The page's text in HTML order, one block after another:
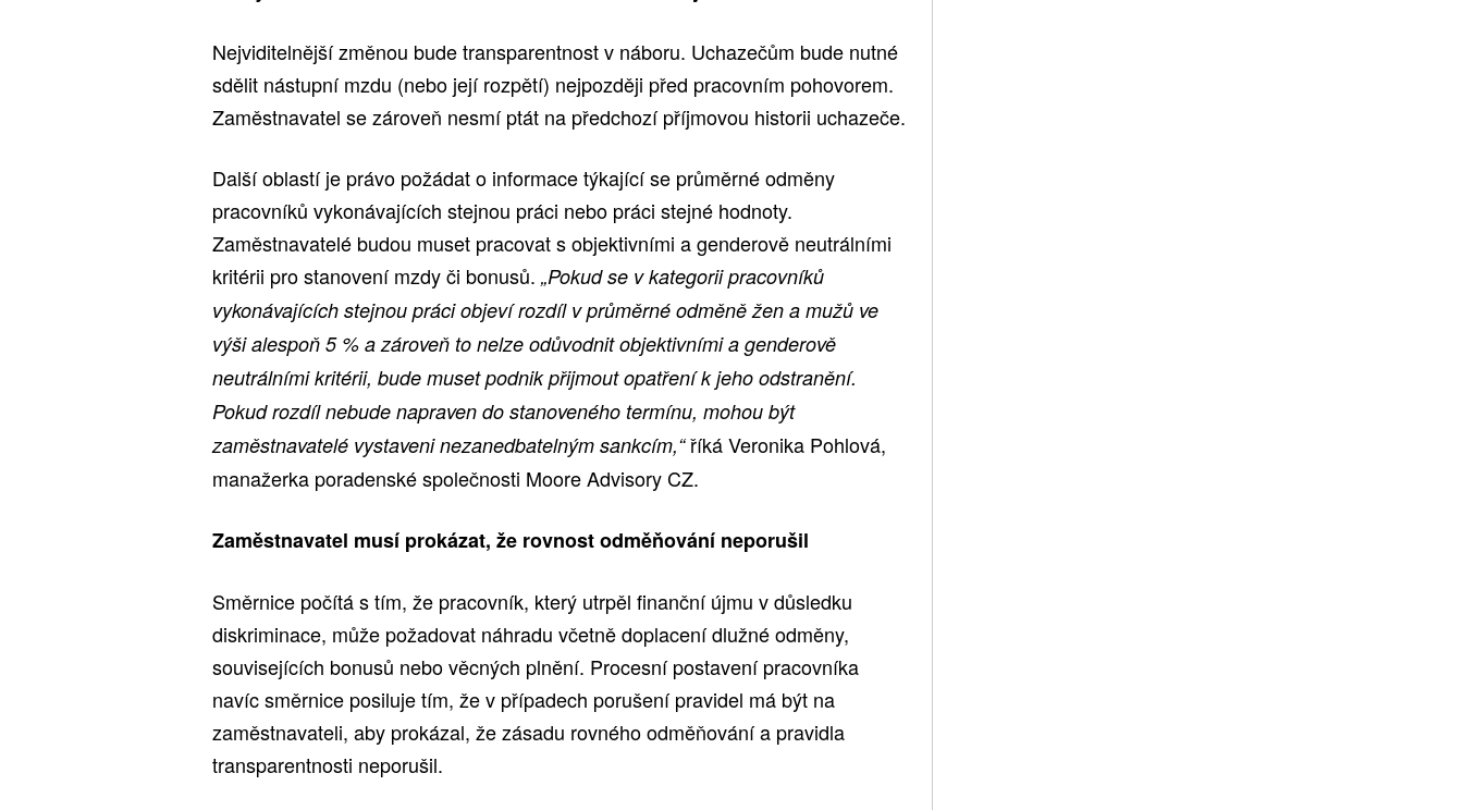
Nejviditelnější změnou bude transparentnost v náboru. Uchazečům bude nutné
sdělit nástupní mzdu (nebo její rozpětí) nejpozději před pracovním pohovorem.
Zaměstnavatel se zároveň nesmí ptát na předchozí příjmovou historii uchazeče.
Další oblastí je právo požádat o informace týkající se průměrné odměny
pracovníků vykonávajících stejnou práci nebo práci stejné hodnoty.
Zaměstnavatelé budou muset pracovat s objektivními a genderově neutrálními
kritérii pro stanovení mzdy či bonusů. „Pokud se v kategorii pracovníků
vykonávajících stejnou práci objeví rozdíl v průměrné odměně žen a mužů ve
výši alespoň 5 % a zároveň to nelze odůvodnit objektivními a genderově
neutrálními kritérii, bude muset podnik přijmout opatření k jeho odstranění.
Pokud rozdíl nebude napraven do stanoveného termínu, mohou být
zaměstnavatelé vystaveni nezanedbatelným sankcím,“říká Veronika Pohlová,
manažerka poradenské společnosti Moore Advisory CZ.
Zaměstnavatel musí prokázat, že rovnost odměňování neporušil
Směrnice počítá s tím, že pracovník, který utrpěl finanční újmu v důsledku
diskriminace, může požadovat náhradu včetně doplacení dlužné odměny,
souvisejících bonusů nebo věcných plnění. Procesní postavení pracovníka
navíc směrnice posiluje tím, že v případech porušení pravidel má být na
zaměstnavateli, aby prokázal, že zásadu rovného odměňování a pravidla
transparentnosti neporušil.